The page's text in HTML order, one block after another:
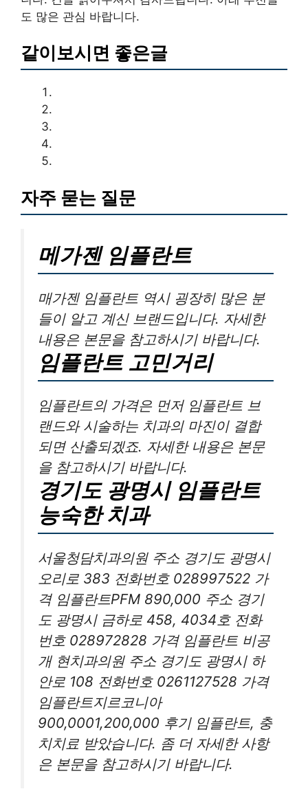
도 많은 관심 바랍니다.
같이보시면 좋은글
자주 묻는 질문
메가젠 임플란트
매가젠 임플란트 역시 굉장히 많은 분
들이 알고 계신 브랜드입니다. 자세한
내용은 본문을 참고하시기 바랍니다.
임플란트 고민거리
임플란트의 가격은 먼저 임플란트 브
랜드와 시술하는 치과의 마진이 결합
되면 산출되겠죠. 자세한 내용은 본문
을 참고하시기 바랍니다.
경기도 광명시 임플란트
능숙한 치과
서울청담치과의원 주소 경기도 광명시
오리로 383 전화번호 028997522 가
격 임플란트PFM 890,000 주소 경기
도 광명시 금하로 458, 4034호 전화
번호 028972828 가격 임플란트 비공
개 현치과의원 주소 경기도 광명시 하
안로 108 전화번호 0261127528 가격
임플란트지르코니아
900,0001,200,000 후기 임플란트, 충
치치료 받았습니다. 좀 더 자세한 사항
은 본문을 참고하시기 바랍니다.